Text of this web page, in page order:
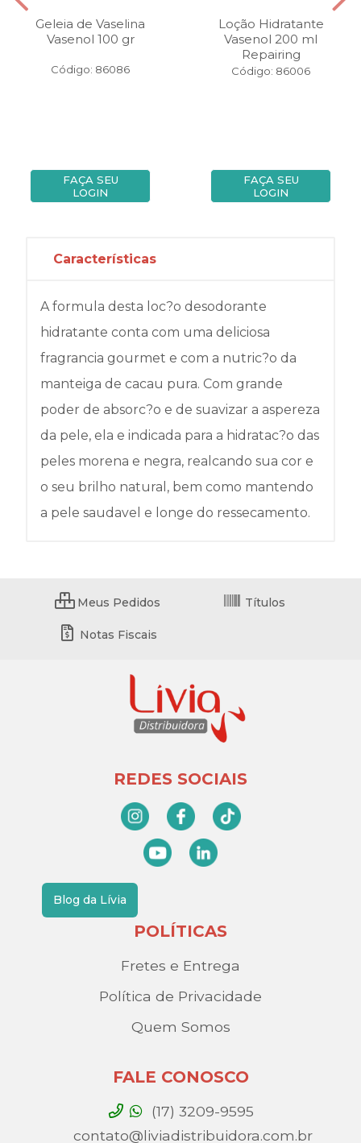
Geleia de Vaselina
Vasenol 100 gr
Código: 86086
FAÇA SEU
LOGIN
Loção Hidratante
Vasenol 200 ml
Repairing
Código: 86006
FAÇA SEU
LOGIN
Características
A formula desta loc?o desodorante
hidratante conta com uma deliciosa
fragrancia gourmet e com a nutric?o da
manteiga de cacau pura. Com grande
poder de absorc?o e de suavizar a aspereza
da pele, ela e indicada para a hidratac?o das
peles morena e negra, realcando sua cor e
o seu brilho natural, bem como mantendo
a pele saudavel e longe do ressecamento.
Meus Pedidos Títulos
Notas Fiscais
REDES SOCIAIS
Blog da Lívia
POLÍTICAS
Fretes e Entrega
Política de Privacidade
Quem Somos
FALE CONOSCO
(17) 3209-9595
contato@liviadistribuidora.com.br